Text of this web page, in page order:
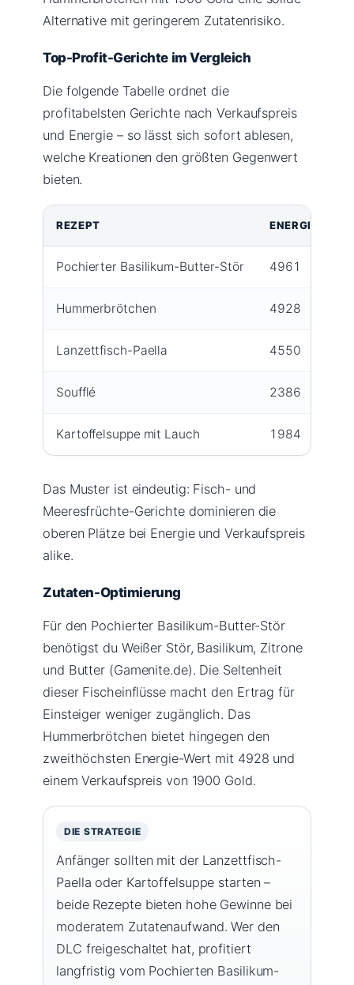
Alternative mit geringerem Zutatenrisiko.
Top-Profit-Gerichte im Vergleich
Die folgende Tabelle ordnet die
profitabelsten Gerichte nach Verkaufspreis
und Energie – so lässt sich sofort ablesen,
welche Kreationen den größten Gegenwert
bieten.
REZEPT ENERGIE
Pochierter Basilikum-Butter-Stör 4961
Hummerbrötchen 4928
Lanzettfisch-Paella 4550
Soufflé 2386
Kartoffelsuppe mit Lauch 1984
Das Muster ist eindeutig: Fisch- und
Meeresfrüchte-Gerichte dominieren die
oberen Plätze bei Energie und Verkaufspreis
alike.
Zutaten-Optimierung
Für den Pochierter Basilikum-Butter-Stör
benötigst du Weißer Stör, Basilikum, Zitrone
und Butter (Gamenite.de). Die Seltenheit
dieser Fischeinflüsse macht den Ertrag für
Einsteiger weniger zugänglich. Das
Hummerbrötchen bietet hingegen den
zweithöchsten Energie-Wert mit 4928 und
einem Verkaufspreis von 1900 Gold.
DIE STRATEGIE
Anfänger sollten mit der Lanzettfisch-
Paella oder Kartoffelsuppe starten –
beide Rezepte bieten hohe Gewinne bei
moderatem Zutatenaufwand. Wer den
DLC freigeschaltet hat, profitiert
langfristig vom Pochierten Basilikum-